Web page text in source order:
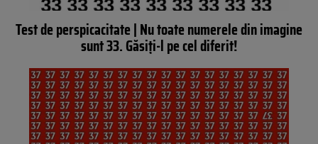
Test de perspicacitate | Nu toate numerele din imagine
sunt 33. Găsiți-l pe cel diferit!